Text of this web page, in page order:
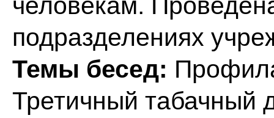
подразделениях
Темы бесед:
Третичный табачный